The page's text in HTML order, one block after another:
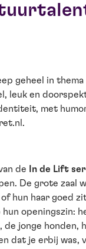
geheel in
leuk en
met
de
In de Lift
De grote zaal
hun haar goed
openingszin:
jonge honden,
dat je erbij was,